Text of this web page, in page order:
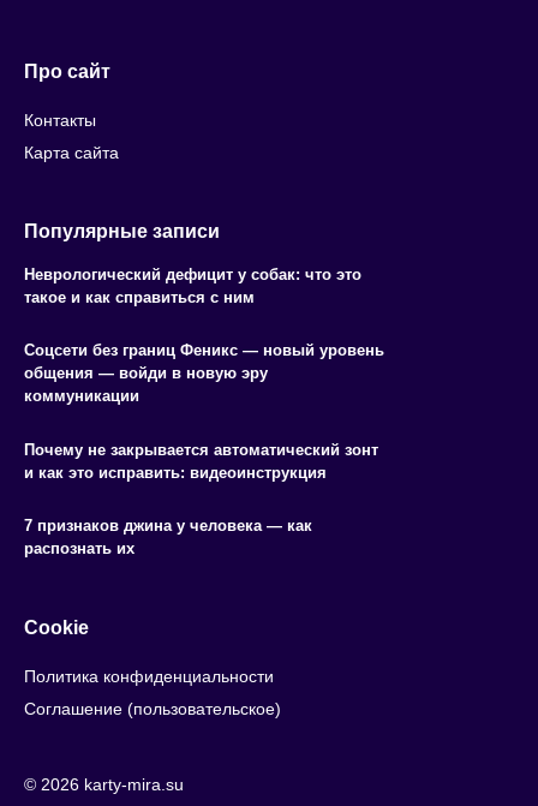
Про сайт
Контакты
Карта сайта
Популярные записи
Неврологический дефицит у собак: что это
такое и как справиться с ним
Соцсети без границ Феникс — новый уровень
общения — войди в новую эру
коммуникации
Почему не закрывается автоматический зонт
и как это исправить: видеоинструкция
7 признаков джина у человека — как
распознать их
Cookie
Политика конфиденциальности
Соглашение (пользовательское)
© 2026 karty-mira.su